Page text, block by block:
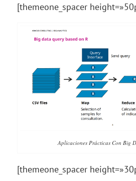
[themeone_spacer
Aplicaciones Prácticas Con Big
[themeone_spacer